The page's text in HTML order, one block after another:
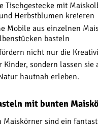
Tischgestecke mit
Herbstblumen kreieren
Mobile aus einzelnen
basteln
nicht nur die
Kinder, sondern lassen sie
hautnah erleben.
mit bunten
Maiskörner sind ein